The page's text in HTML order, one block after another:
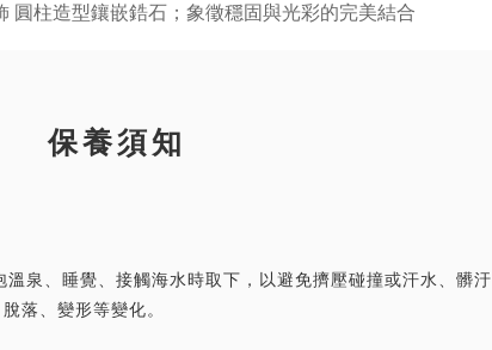
保養須知
泉、睡覺、接觸海水時取下，以避免擠壓碰撞或汗水、髒汙
落、變形等變化。